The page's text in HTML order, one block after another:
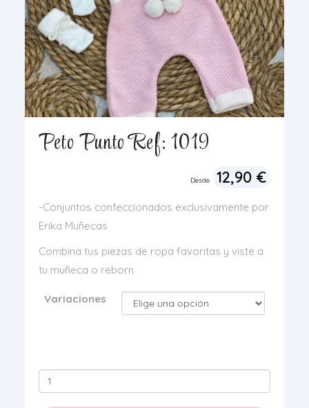
Peto Punto Ref: 1019
Desde 12,90 €
-Conjuntos confeccionados exclusivamente por
Erika Muñecas
Combina tus piezas de ropa favoritas y viste a
tu muñeca o reborn
Variaciones
Peto
Punto